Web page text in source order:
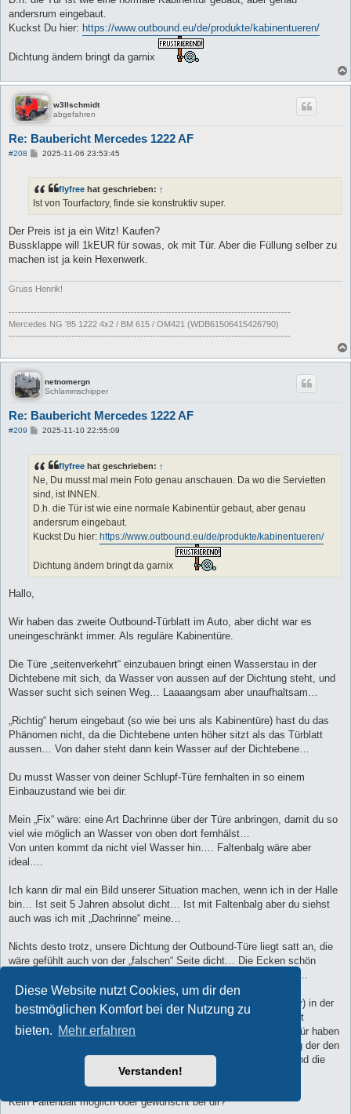
Diese Website nutzt Cookies, um dir den
bestmöglichen Komfort bei der Nutzung zu
bieten. Mehr erfahren
Verstanden!
andersrum eingebaut.
Kuckst Du hier: https://www.outbound.eu/de/produkte/kabinentueren/
Dichtung ändern bringt da garnix
w3llschmidt
abgefahren
Re: Baubericht Mercedes 1222 AF
#208
B
r
a
g
2025-11-06 23:53:45
flyfree hat geschrieben: ↑
Ist von Tourfactory, finde sie konstruktiv super.
Der Preis ist ja ein Witz! Kaufen?
Bussklappe will 1kEUR für sowas, ok mit Tür. Aber die Füllung selber zu
machen ist ja kein Hexenwerk.
Gruss Henrik!
------------------------------------------------------------------------------------------
Mercedes NG '85 1222 4x2 / BM 615 / OM421 (WDB61506415426790)
------------------------------------------------------------------------------------------
netnomergn
Schlammschipper
Re: Baubericht Mercedes 1222 AF
#209
B
r
a
g
2025-11-10 22:55:09
flyfree hat geschrieben: ↑
Ne, Du musst mal mein Foto genau anschauen. Da wo die Servietten
sind, ist INNEN.
D.h. die Tür ist wie eine normale Kabinentür gebaut, aber genau
andersrum eingebaut.
Kuckst Du hier: https://www.outbound.eu/de/produkte/kabinentueren/
Dichtung ändern bringt da garnix
Hallo,
Wir haben das zweite Outbound-Türblatt im Auto, aber dicht war es
uneingeschränkt immer. Als reguläre Kabinentüre.
Die Türe „seitenverkehrt“ einzubauen bringt einen Wasserstau in der
Dichtebene mit sich, da Wasser von aussen auf der Dichtung steht, und
Wasser sucht sich seinen Weg… Laaaangsam aber unaufhaltsam…
„Richtig“ herum eingebaut (so wie bei uns als Kabinentüre) hast du das
Phänomen nicht, da die Dichtebene unten höher sitzt als das Türblatt
aussen… Von daher steht dann kein Wasser auf der Dichtebene…
Du musst Wasser von deiner Schlupf-Türe fernhalten in so einem
Einbauzustand wie bei dir.
Mein „Fix“ wäre: eine Art Dachrinne über der Türe anbringen, damit du so
viel wie möglich an Wasser von oben dort fernhälst…
Von unten kommt da nicht viel Wasser hin…. Faltenbalg wäre aber
ideal….
Ich kann dir mal ein Bild unserer Situation machen, wenn ich in der Halle
bin… Ist seit 5 Jahren absolut dicht… Ist mit Faltenbalg aber du siehst
auch was ich mit „Dachrinne“ meine…
Nichts desto trotz, unsere Dichtung der Outbound-Türe liegt satt an, die
wäre gefühlt auch von der „falschen“ Seite dicht… Die Ecken schön
Wir haben eine (wie wir finden) geniale Schiebetüre (abschliesbar) in der
Kabine als Durchgang zum Fahrerhaus, die never wasserdicht ist
(wussten wir aber und war auch so bewusst gewählt…), aber dafür haben
wir nen sehr gut dimensionierten und funktionierenden Faltenbalg der den
Schlupf als System halt dicht macht… Btw, die Schiebetüre stand die
letzten 5 Jahre immer offen, (ausser in der Dunkelheit)….
Kein Faltenbalt möglich oder gewünscht bei dir?